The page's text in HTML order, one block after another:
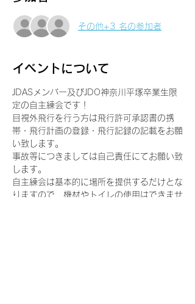
その他+3 名の参加者
イベントについて
JDASメンバー及びJDO神奈川平塚卒業生限
定の自主練会です！
目視外飛行を行う方は飛行許可承認書の携
帯・飛行計画の登録・飛行記録の記載をお願
い致します。
事故等につきましては自己責任にてお願い致
します。
自主練会は基本的に場所を提供するだけとな
りますので、機材やトイレの使用はできませ